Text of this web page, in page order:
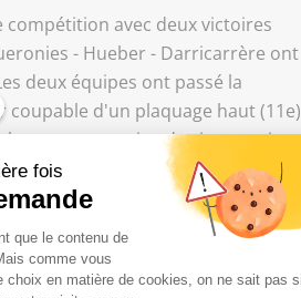
avec deux victoires
- Hueber - Darricarrère ont
deux équipes ont passé la
d'un plaquage haut (11e)
avec pas moins de cinq essais
et Joseph) et donc une défaite
égalité avec l'Argentine (11
de points. L'équipe de France
elle se qualifie en tant que
du Sud ne marque aucun